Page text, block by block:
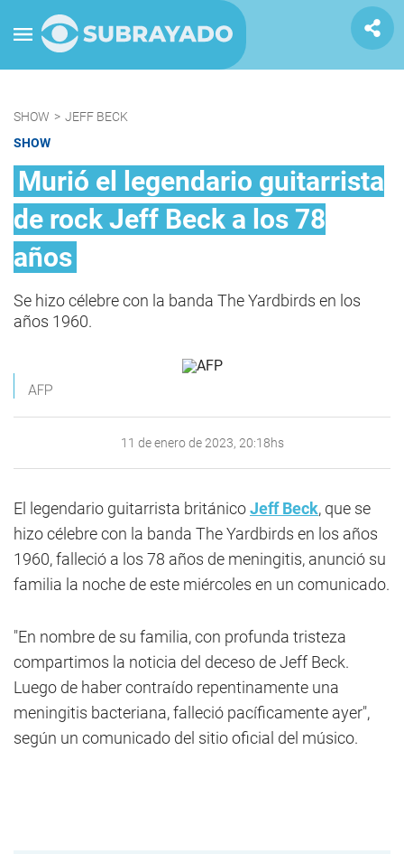
SHOW > JEFF BECK
SHOW
Murió el legendario guitarrista
de rock Jeff Beck a los 78
años
Se hizo célebre con la banda The Yardbirds en los
años 1960.
AFP
11 de enero de 2023, 20:18hs
El legendario guitarrista británicoJeff Beck, que se
hizo célebre con la banda The Yardbirds en los años
1960, falleció a los 78 años de meningitis, anunció su
familia la noche de este miércoles en un comunicado.
"En nombre de su familia, con profunda tristeza
compartimos la noticia del deceso de Jeff Beck.
Luego de haber contraído repentinamente una
meningitis bacteriana, falleció pacíficamente ayer",
según un comunicado del sitio oficial del músico.